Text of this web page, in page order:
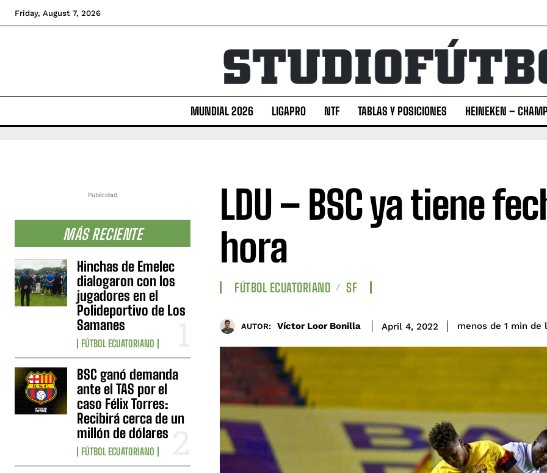
Friday, August 7, 2026
MUNDIAL 2026 LIGAPRO NTF TABLAS Y POSICIONES HEINEKEN –
Publicidad
MÁS RECIENTE
Hinchas de Emelec
dialogaron con los
jugadores en el
Polideportivo de Los
Samanes
FÚTBOL ECUATORIANO
BSC ganó demanda
ante el TAS por el
caso Félix Torres:
Recibirá cerca de un
millón de dólares
FÚTBOL ECUATORIANO
LDU – BSC ya tiene
hora
FÚTBOL ECUATORIANO SF
AUTOR: Víctor Loor Bonilla April 4, 2022 menos de 1 min de